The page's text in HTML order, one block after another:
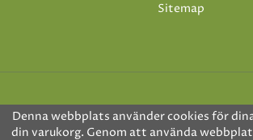
Sitemap
Denna webbplats använder cookies för
din varukorg. Genom att använda